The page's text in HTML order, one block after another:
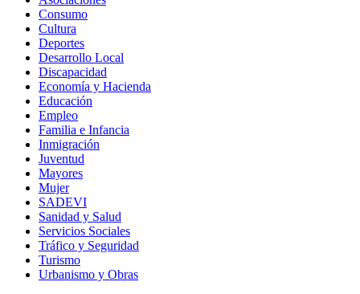
Consumo
Cultura
Deportes
Desarrollo Local
Discapacidad
Economía y Hacienda
Educación
Empleo
Familia e Infancia
Inmigración
Juventud
Mayores
Mujer
SADEVI
Sanidad y Salud
Servicios Sociales
Tráfico y Seguridad
Turismo
Urbanismo y Obras